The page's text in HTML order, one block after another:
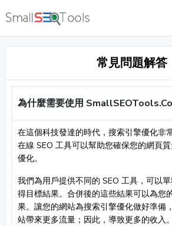
常見問題解答
為什麼需要使用
在這個科技發達的時代，搜索引擎優化非
在線 SEO 工具可以幫助您確保您的網頁
優化。
我們為用戶提供不同的 SEO 工具，可以
得目標結果。合併後的這些結果可以為您
果。讓您的網站為搜索引擎優化做好準備
站帶來更多流量；因此，導致更多的收入。